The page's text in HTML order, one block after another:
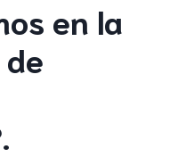
en la
.